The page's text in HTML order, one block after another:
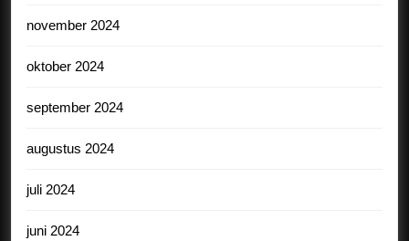
november 2024
oktober 2024
september 2024
augustus 2024
juli 2024
juni 2024